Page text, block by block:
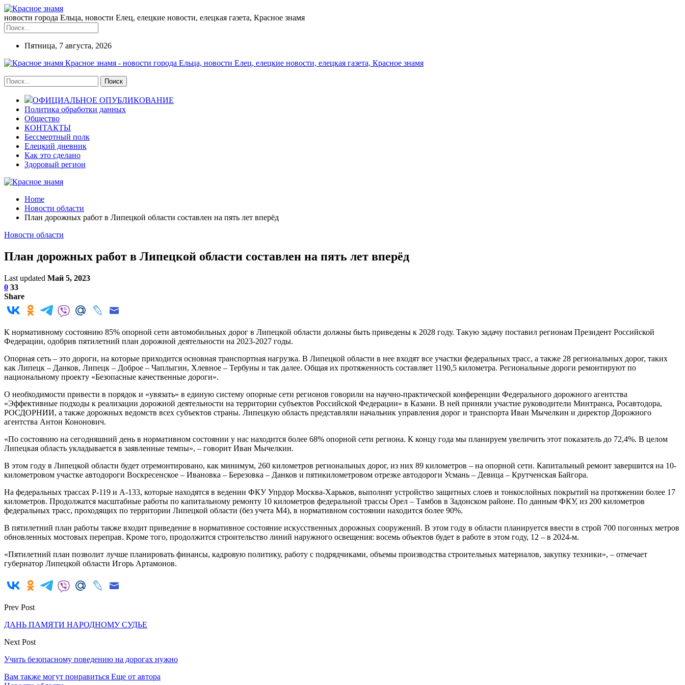
новости города Ельца, новости Елец, елецкие новости, елецкая газета, Красное знамя
Пятница, 7 августа, 2026
Красное знамя - новости города Ельца, новости Елец, елецкие новости, елецкая газета, Красное знамя
ОФИЦИАЛЬНОЕ ОПУБЛИКОВАНИЕ
Политика обработки данных
Общество
КОНТАКТЫ
Бессмертный полк
Елецкий дневник
Как это сделано
Здоровый регион
Home
Новости области
План дорожных работ в Липецкой области составлен на пять лет вперёд
Новости области
План дорожных работ в Липецкой области составлен на пять лет вперёд
Last updated Май 5, 2023
0 33
Share
К нормативному состоянию 85% опорной сети автомобильных дорог в Липецкой области должны быть приведены к 2028 году. Такую задачу поставил регионам Президент Российской
Федерации, одобрив пятилетний план дорожной деятельности на 2023-2027 годы.
Опорная сеть – это дороги, на которые приходится основная транспортная нагрузка. В Липецкой области в нее входят все участки федеральных трасс, а также 28 региональных дорог, таких
как Липецк – Данков, Липецк – Доброе – Чаплыгин, Хлевное – Тербуны и так далее. Общая их протяженность составляет 1190,5 километра. Региональные дороги ремонтируют по
национальному проекту «Безопасные качественные дороги».
О необходимости привести в порядок и «увязать» в единую систему опорные сети регионов говорили на научно-практической конференции Федерального дорожного агентства
«Эффективные подходы к реализации дорожной деятельности на территории субъектов Российской Федерации» в Казани. В ней приняли участие руководители Минтранса, Росавтодора,
РОСДОРНИИ, а также дорожных ведомств всех субъектов страны. Липецкую область представляли начальник управления дорог и транспорта Иван Мычелкин и директор Дорожного
агентства Антон Кононович.
«По состоянию на сегодняшний день в нормативном состоянии у нас находится более 68% опорной сети региона. К концу года мы планируем увеличить этот показатель до 72,4%. В целом
Липецкая область укладывается в заявленные темпы», – говорит Иван Мычелкин.
В этом году в Липецкой области будет отремонтировано, как минимум, 260 километров региональных дорог, из них 89 километров – на опорной сети. Капитальный ремонт завершится на 10-
километровом участке автодороги Воскресенское – Ивановка – Березовка – Данков и пятикилометровом отрезке автодороги Усмань – Девица – Крутченская Байгора.
На федеральных трассах Р-119 и А-133, которые находятся в ведении ФКУ Упрдор Москва-Харьков, выполнят устройство защитных слоев и тонкослойных покрытий на протяжении более 17
километров. Продолжатся масштабные работы по капитальному ремонту 10 километров федеральной трассы Орел – Тамбов в Задонском районе. По данным ФКУ, из 200 километров
федеральных трасс, проходящих по территории Липецкой области (без учета М4), в нормативном состоянии находится более 90%.
В пятилетний план работы также входит приведение в нормативное состояние искусственных дорожных сооружений. В этом году в области планируется ввести в строй 700 погонных метров
обновленных мостовых переправ. Кроме того, продолжится строительство линий наружного освещения: восемь объектов будет в работе в этом году, 12 – в 2024-м.
«Пятилетний план позволит лучше планировать финансы, кадровую политику, работу с подрядчиками, объемы производства строительных материалов, закупку техники», – отмечает
губернатор Липецкой области Игорь Артамонов.
Prev Post
ДАНЬ ПАМЯТИ НАРОДНОМУ СУДЬЕ
Next Post
Учить безопасному поведению на дорогах нужно
Вам также могут понравиться Еще от автора